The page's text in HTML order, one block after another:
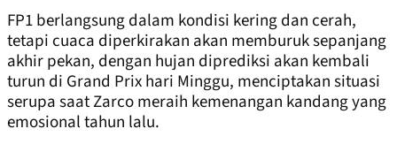
FP1 berlangsung dalam kondisi kering dan cerah,
tetapi cuaca diperkirakan akan memburuk sepanjang
akhir pekan, dengan hujan diprediksi akan kembali
turun di Grand Prix hari Minggu, menciptakan situasi
serupa saat Zarco meraih kemenangan kandang yang
emosional tahun lalu.